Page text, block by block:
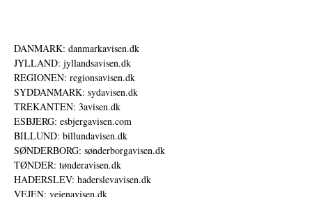
DANMARK: danmarkavisen.dk
JYLLAND: jyllandsavisen.dk
REGIONEN: regionsavisen.dk
SYDDANMARK: sydavisen.dk
TREKANTEN: 3avisen.dk
ESBJERG: esbjergavisen.com
BILLUND: billundavisen.dk
SØNDERBORG: sønderborgavisen.dk
TØNDER: tønderavisen.dk
HADERSLEV: haderslevavisen.dk
VEJEN: vejenavisen.dk